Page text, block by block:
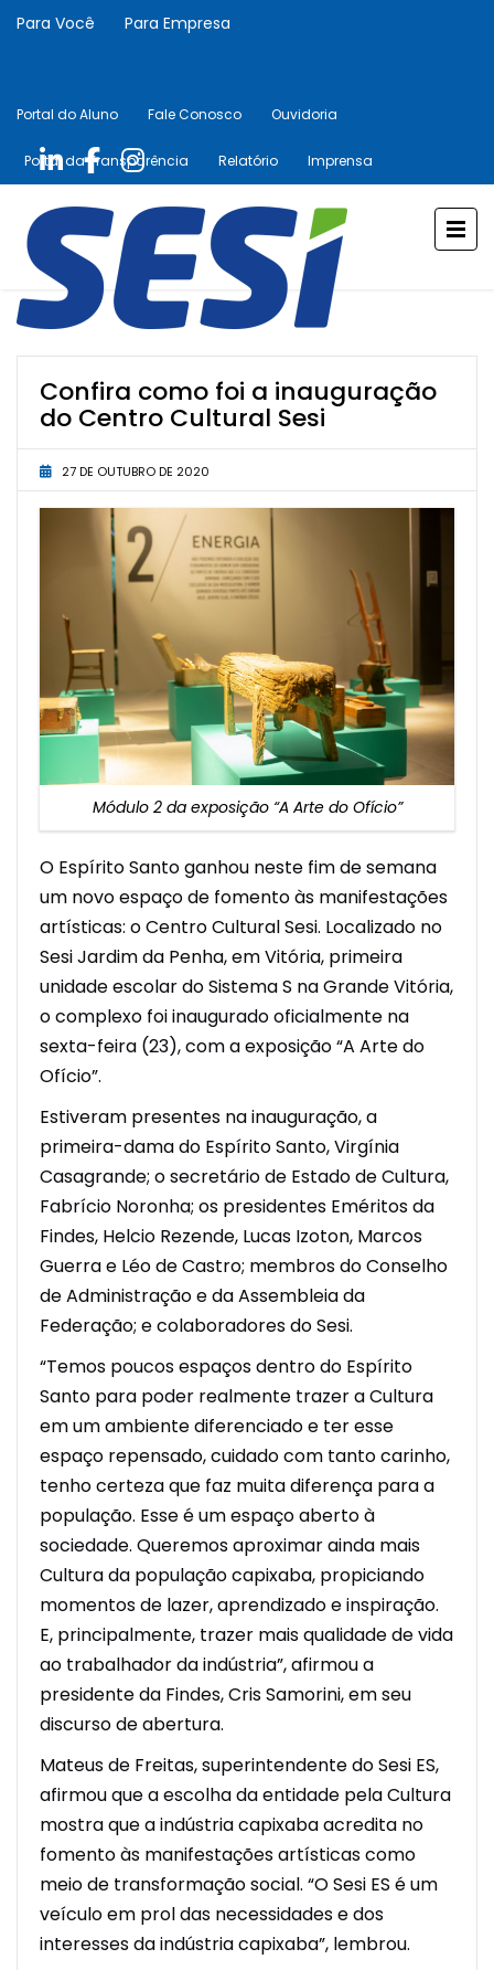
Para Você Para Empresa
Portal do Aluno Fale Conosco Ouvidoria
Portal da Transparência Relatório Imprensa
Confira como foi a inauguração
do Centro Cultural Sesi
27 DE OUTUBRO DE 2020
Módulo 2 da exposição “A Arte do Ofício”
O Espírito Santo ganhou neste fim de semana
um novo espaço de fomento às manifestações
artísticas: o Centro Cultural Sesi. Localizado no
Sesi Jardim da Penha, em Vitória, primeira
unidade escolar do Sistema S na Grande Vitória,
o complexo foi inaugurado oficialmente na
sexta-feira (23), com a exposição “A Arte do
Ofício”.
Estiveram presentes na inauguração, a
primeira-dama do Espírito Santo, Virgínia
Casagrande; o secretário de Estado de Cultura,
Fabrício Noronha; os presidentes Eméritos da
Findes, Helcio Rezende, Lucas Izoton, Marcos
Guerra e Léo de Castro; membros do Conselho
de Administração e da Assembleia da
Federação; e colaboradores do Sesi.
“Temos poucos espaços dentro do Espírito
Santo para poder realmente trazer a Cultura
em um ambiente diferenciado e ter esse
espaço repensado, cuidado com tanto carinho,
tenho certeza que faz muita diferença para a
população. Esse é um espaço aberto à
sociedade. Queremos aproximar ainda mais
Cultura da população capixaba, propiciando
momentos de lazer, aprendizado e inspiração.
E, principalmente, trazer mais qualidade de vida
ao trabalhador da indústria”, afirmou a
presidente da Findes, Cris Samorini, em seu
discurso de abertura.
Mateus de Freitas, superintendente do Sesi ES,
afirmou que a escolha da entidade pela Cultura
mostra que a indústria capixaba acredita no
fomento às manifestações artísticas como
meio de transformação social. “O Sesi ES é um
veículo em prol das necessidades e dos
interesses da indústria capixaba”, lembrou.